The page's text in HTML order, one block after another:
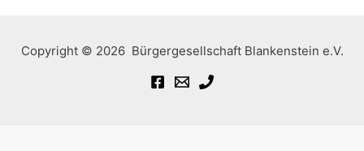
Copyright © 2026 Bürgergesellschaft Blankenstein e.V.